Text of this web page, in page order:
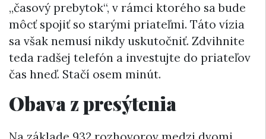
„časový prebytok“, v rámci ktorého sa bude
môcť spojiť so starými priateľmi. Táto vízia
sa však nemusí nikdy uskutočniť. Zdvihnite
teda radšej telefón a investujte do priateľov
čas hneď. Stačí osem minút.
Obava z presýtenia